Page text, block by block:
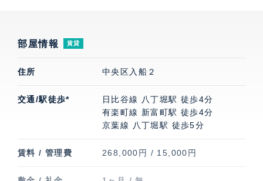
部屋情報 賃貸
住所 中央区入船２
交通/駅徒歩*
日比谷線 八丁堀駅 徒歩4分
有楽町線 新富町駅 徒歩4分
京葉線 八丁堀駅 徒歩5分
賃料 / 管理費 268,000円 / 15,000円